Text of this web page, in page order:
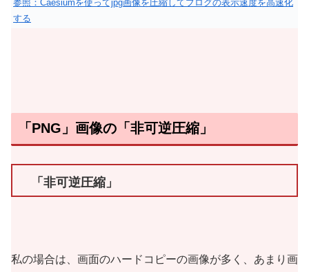
参照：Caesiumを使ってjpg画像を圧縮してブログの表示速度を高速化
する
「PNG」画像の「非可逆圧縮」
「非可逆圧縮」
私の場合は、画面のハードコピーの画像が多く、あまり画